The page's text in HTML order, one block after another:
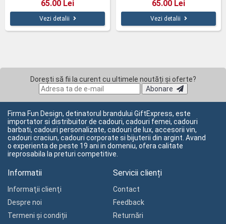
65.00 Lei
Vezi detalii
65.00 Lei
Vezi detalii
Dorești să fii la curent cu ultimele noutăți și oferte?
Abonare
Firma Fun Design, detinatorul brandului GiftExpress, este
importator si distribuitor de cadouri, cadouri femei, cadouri
barbati, cadouri personalizate, cadouri de lux, accesorii vin,
cadouri craciun, cadouri corporate si bijuterii din argint. Avand
o experienta de peste 19 ani in domeniu, ofera calitate
ireprosabila la preturi competitive.
Informatii
Informaţii clienţi
Despre noi
Termeni și condiții
Servicii clienți
Contact
Feedback
Returnări